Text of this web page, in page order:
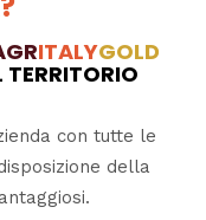
ITALYGOLD
TERRITORIO
con tutte le
della